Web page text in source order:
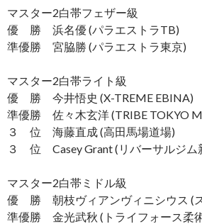
マスター2白帯フェザー級
優 勝 浜名優 (パラエストラTB)
準優勝 宮脇勝 (パラエストラ東京)
マスター2白帯ライト級
優 勝 今井悟史 (X-TREME EBINA)
準優勝 佐々木玄洋 (TRIBE TOKYO
３ 位 海藤直成 (高田馬場道場)
３ 位 Casey Grant (リバーサルジム
マスター2白帯ミドル級
優 勝 朝枝ヴィアンヴィニシウス (
準優勝 金光武秋 (トライフォース柔